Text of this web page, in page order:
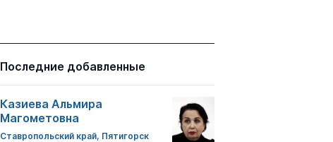
Последние добавленные
Казиева Альмира
Магометовна
Ставропольский край, Пятигорск